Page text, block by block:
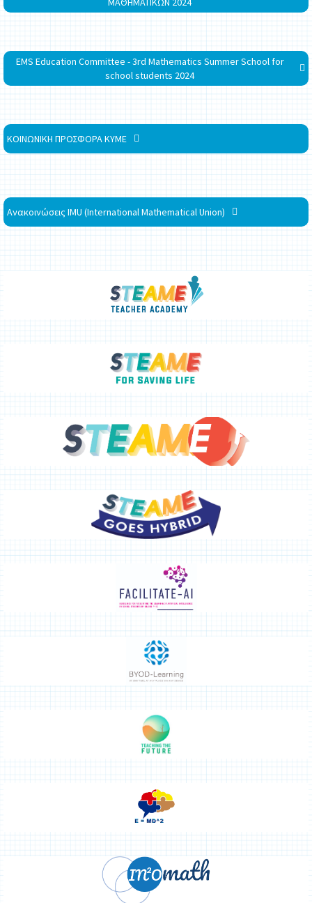
EMS Education Committee - 3rd Mathematics Summer School for
school students 2024
ΚΟΙΝΩΝΙΚΗ ΠΡΟΣΦΟΡΑ ΚΥΜΕ
Ανακοινώσεις IMU (International Mathematical Union)